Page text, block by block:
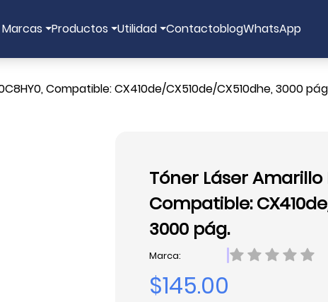
Marcas Productos Utilidad ContactoblogWhatsApp
Compatible: CX410de/CX510de/CX510dhe, 3000
Tóner Láser Amarillo
Compatible:
3000 pág.
Marca:
$145.00